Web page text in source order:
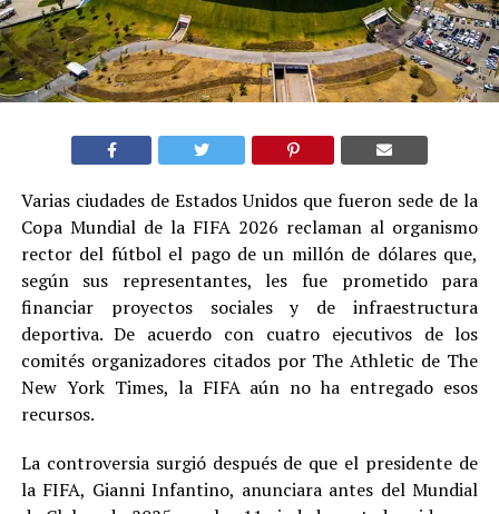
Varias ciudades de Estados Unidos que fueron sede de la
Copa Mundial de la FIFA 2026 reclaman al organismo
rector del fútbol el pago de un millón de dólares que,
según sus representantes, les fue prometido para
financiar proyectos sociales y de infraestructura
deportiva. De acuerdo con cuatro ejecutivos de los
comités organizadores citados por The Athletic de The
New York Times, la FIFA aún no ha entregado esos
recursos.
La controversia surgió después de que el presidente de
la FIFA, Gianni Infantino, anunciara antes del Mundial